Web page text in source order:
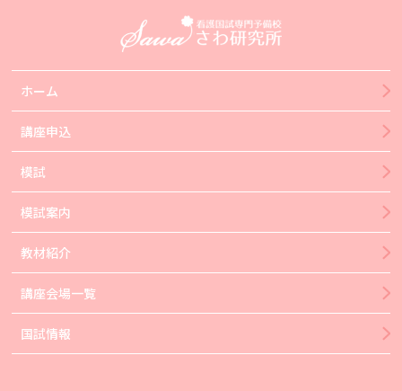
ホーム
講座申込
模試
模試案内
教材紹介
講座会場一覧
国試情報